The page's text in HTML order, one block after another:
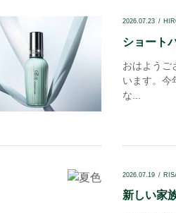
2026.07.23
ショート
おはようご
います。今
な...
2026.07.19
新しい家